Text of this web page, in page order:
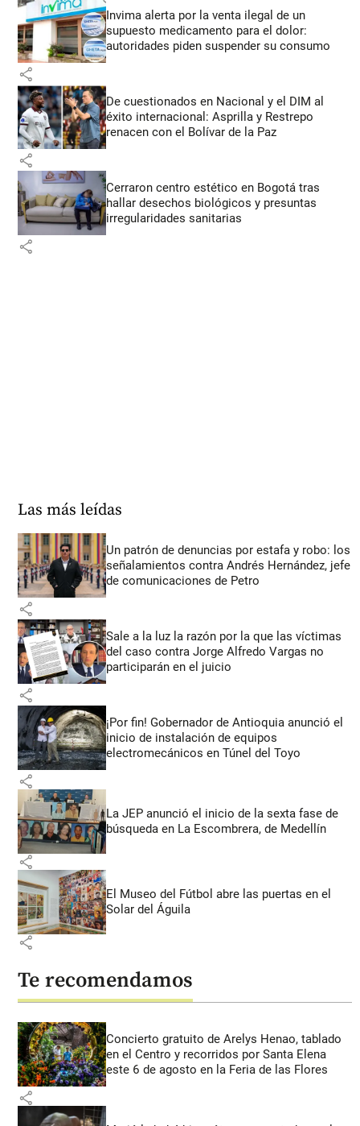
Invima alerta por la venta ilegal de un
supuesto medicamento para el dolor:
autoridades piden suspender su consumo
share
De cuestionados en Nacional y el DIM al
éxito internacional: Asprilla y Restrepo
renacen con el Bolívar de la Paz
share
Cerraron centro estético en Bogotá tras
hallar desechos biológicos y presuntas
irregularidades sanitarias
share
Las más leídas
Un patrón de denuncias por estafa y robo: los
señalamientos contra Andrés Hernández, jefe
de comunicaciones de Petro
share
Sale a la luz la razón por la que las víctimas
del caso contra Jorge Alfredo Vargas no
participarán en el juicio
share
¡Por fin! Gobernador de Antioquia anunció el
inicio de instalación de equipos
electromecánicos en Túnel del Toyo
share
La JEP anunció el inicio de la sexta fase de
búsqueda en La Escombrera, de Medellín
share
El Museo del Fútbol abre las puertas en el
Solar del Águila
share
Te recomendamos
Concierto gratuito de Arelys Henao, tablado
en el Centro y recorridos por Santa Elena
este 6 de agosto en la Feria de las Flores
share